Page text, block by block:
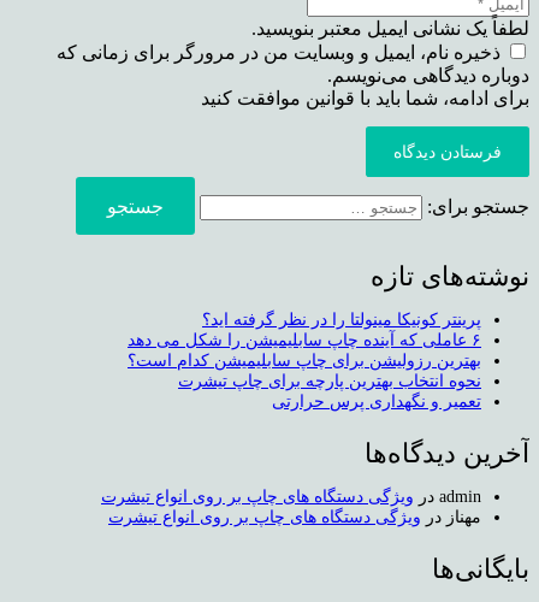
لطفاً یک نشانی ایمیل معتبر بنویسید.
ذخیره نام، ایمیل و وبسایت من در مرورگر برای زمانی که
دوباره دیدگاهی می‌نویسم.
برای ادامه، شما باید با قوانین موافقت کنید
فرستادن دیدگاه
جستجو برای:
نوشته‌های تازه
پرینتر کونیکا مینولتا را در نظر گرفته اید؟
۶ عاملی که آینده چاپ سابلیمیشن را شکل می دهد
بهترین رزولیشن برای چاپ سابلیمیشن کدام است؟
نحوه انتخاب بهترین پارچه برای چاپ تیشرت
تعمیر و نگهداری پرس حرارتی
آخرین دیدگاه‌ها
admin در ویژگی دستگاه های چاپ بر روی انواع تیشرت
مهناز در ویژگی دستگاه های چاپ بر روی انواع تیشرت
بایگانی‌ها